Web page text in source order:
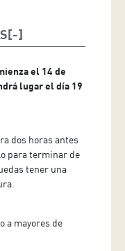
el 14 de
lugar el día 19
dos horas antes
para terminar de
tener una
a mayores de